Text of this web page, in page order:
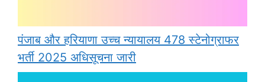
पंजाब और हरियाणा उच्च न्यायालय 478 स्टेनोग्राफर
भर्ती 2025 अधिसूचना जारी